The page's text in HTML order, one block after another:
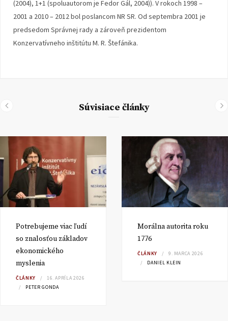
(2004), 1+1 (spoluautorom je Fedor Gál, 2004)). V rokoch 1998 –
2001 a 2010 – 2012 bol poslancom NR SR. Od septembra 2001 je
predsedom Správnej rady a zároveň prezidentom
Konzervatívneho inštitútu M. R. Štefánika.
Súvisiace články
Potrebujeme viac ľudí
so znalosťou základov
ekonomického
myslenia
ČLÁNKY
16. APRÍLA 2026
PETER GONDA
Morálna autorita roku
1776
ČLÁNKY
9. MARCA 2026
DANIEL KLEIN